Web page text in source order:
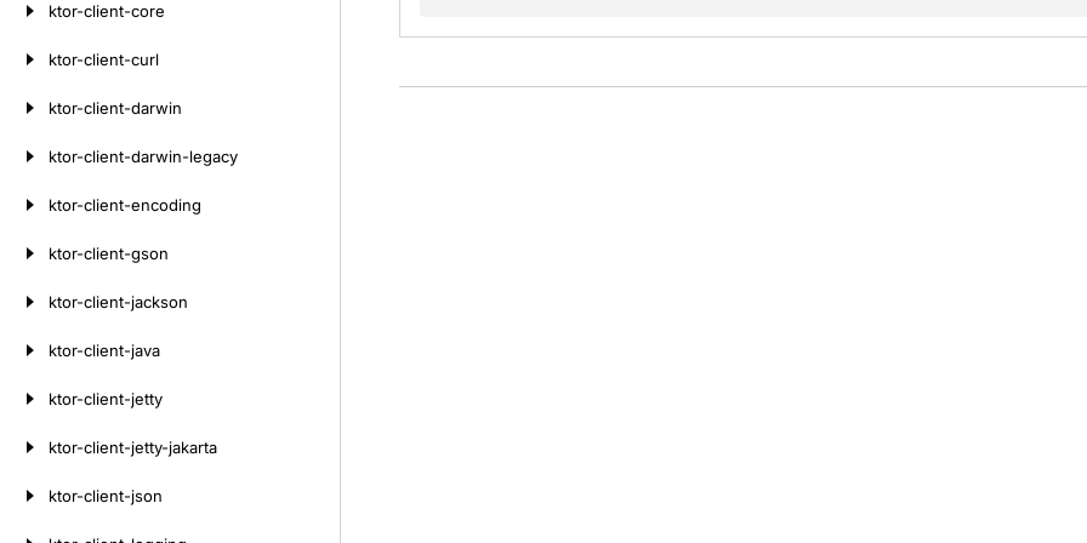
ktor-client-core
ktor-client-curl
ktor-client-darwin
ktor-client-darwin-legacy
ktor-client-encoding
ktor-client-gson
ktor-client-jackson
ktor-client-java
ktor-client-jetty
ktor-client-jetty-jakarta
ktor-client-json